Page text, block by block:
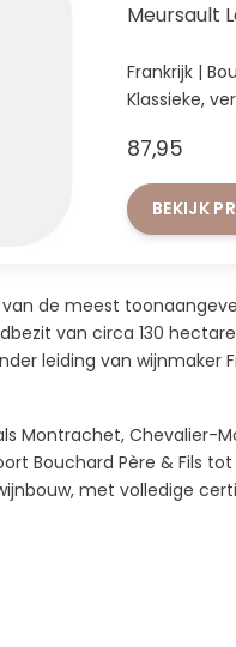
Meursault
Frankrijk |
Klassieke,
87,95
BEKIJK
de meest
van circa 130
leiding van wijnmaker
Montrachet, Chevalier-
Bouchard Père & Fils
met volledige